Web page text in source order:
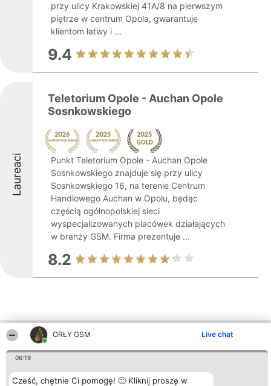
ORŁY GSM Live chat
06:19
Cześć, chętnie Ci pomogę! 🙂 Kliknij proszę w
przy ulicy Krakowskiej 41A/8 na pierwszym
piętrze w centrum Opola, gwarantuje
klientom łatwy i ...
9.4
Laureaci
Teletorium Opole - Auchan Opole
Sosnkowskiego
Punkt Teletorium Opole - Auchan Opole
Sosnkowskiego znajduje się przy ulicy
Sosnkowskiego 16, na terenie Centrum
Handlowego Auchan w Opolu, będąc
częścią ogólnopolskiej sieci
wyspecjalizowanych placówek działających
w branży GSM. Firma prezentuje ...
8.2
Inne firmy z województwa
Organizator plebiscytu Plebiscyt Kontakt